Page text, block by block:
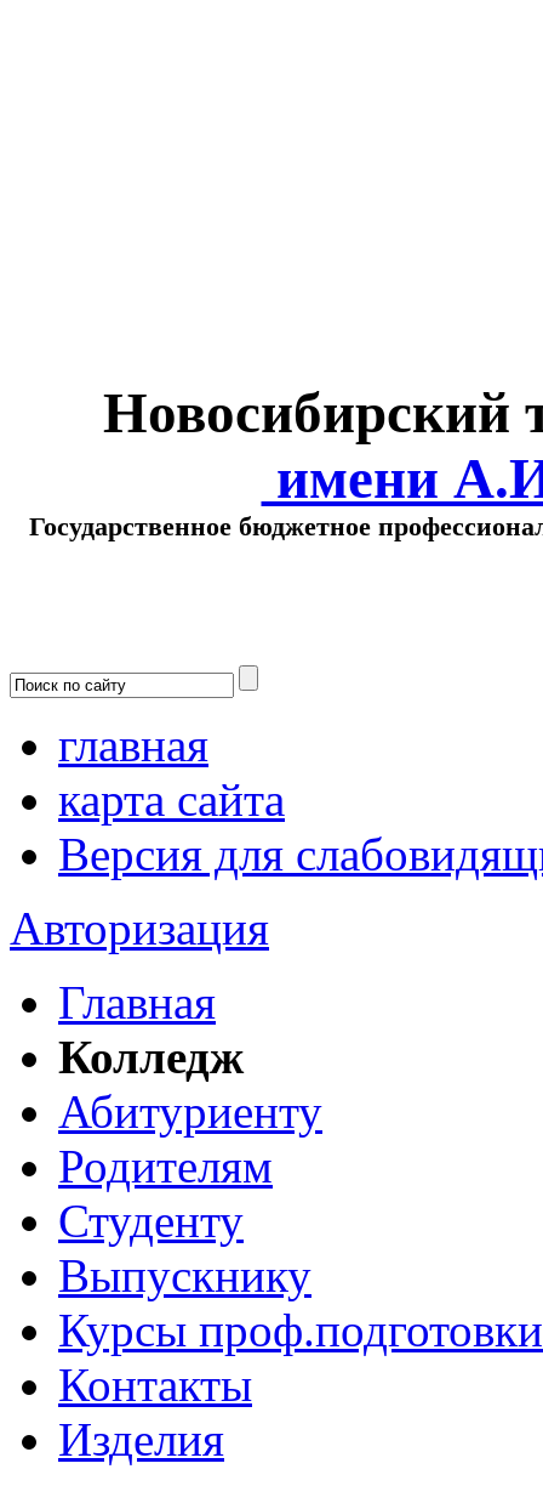
Новосибирский
имени
Государственное бюджетное
главная
карта сайта
Версия для
Авторизация
Главная
Колледж
Абитуриенту
Родителям
Студенту
Выпускнику
Курсы проф.подготовки
Контакты
Изделия